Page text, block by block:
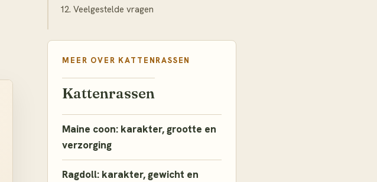
Veelgestelde vragen
MEER OVER KATTENRASSEN
Kattenrassen
Maine coon: karakter, grootte en
verzorging
Ragdoll: karakter, gewicht en